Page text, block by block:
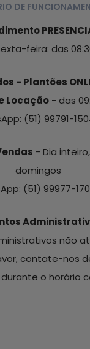
DE
feira: das
- Plantões
Locação- das
(51) 99791-
- Dia
domingos
(51) 99977-
não
contate-nos
o horário